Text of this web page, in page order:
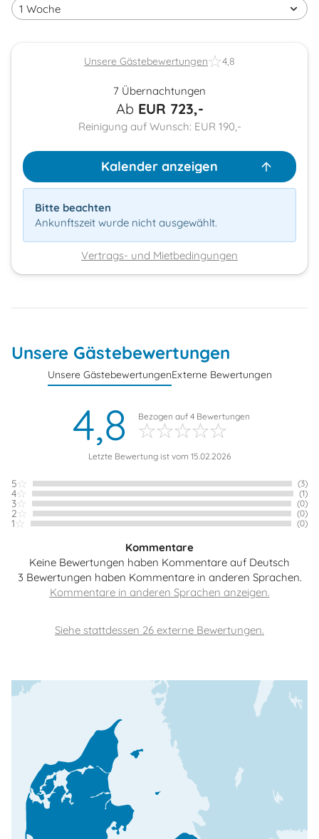
Unsere Gästebewertungen 4,8
7 Übernachtungen
Ab EUR 723,-
Reinigung auf Wunsch: EUR 190,-
Kalender anzeigen
Bitte beachten
Ankunftszeit wurde nicht ausgewählt.
Vertrags- und Mietbedingungen
Unsere Gästebewertungen
Unsere GästebewertungenExterne Bewertungen
4,8 Bezogen auf 4 Bewertungen
Letzte Bewertung ist vom 15.02.2026
5 (3)
4 (1)
3 (0)
2 (0)
1 (0)
Kommentare
Keine Bewertungen haben Kommentare auf Deutsch
3 Bewertungen haben Kommentare in anderen Sprachen.
Siehe stattdessen 26 externe Bewertungen.